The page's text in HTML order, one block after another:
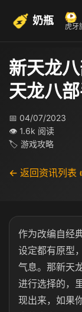
奶瓶 虎牙
新天龙
天龙八
📅 04/07/2023
👁 1.6k 阅读
🏷 游戏攻略
← 返回资讯列表
作为改编自经
设定都有原型
气息。那新天
进行选择的，
现出来，如果